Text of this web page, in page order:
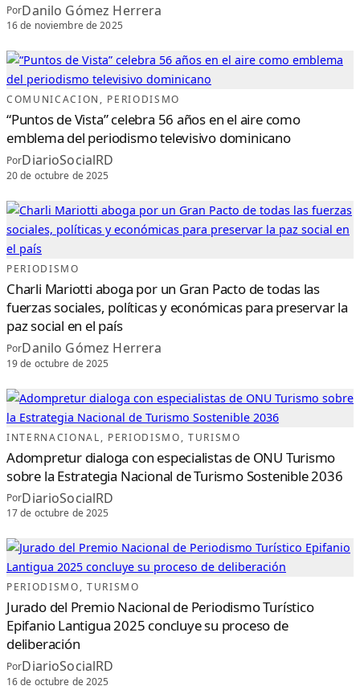
D
B
R
L
A
N
O
T
A
R
I
A
Y
C
S
O
I
A
C
I
N
O
Ñ
S
E
H
I
O
R
I
A
S
Q
U
E
T
R
A
S
F
O
A
N
L
A
R
E
G
Ó
N
PorDanilo Gómez Herrera
16 de noviembre de 2025
COMUNICACION, PERIODISMO
“Puntos de Vista” celebra 56 años en el aire como
emblema del periodismo televisivo dominicano
PorDiarioSocialRD
20 de octubre de 2025
PERIODISMO
Charli Mariotti aboga por un Gran Pacto de todas las
fuerzas sociales, políticas y económicas para preservar la
paz social en el país
PorDanilo Gómez Herrera
19 de octubre de 2025
INTERNACIONAL, PERIODISMO, TURISMO
Adompretur dialoga con especialistas de ONU Turismo
sobre la Estrategia Nacional de Turismo Sostenible 2036
PorDiarioSocialRD
17 de octubre de 2025
PERIODISMO, TURISMO
Jurado del Premio Nacional de Periodismo Turístico
Epifanio Lantigua 2025 concluye su proceso de
deliberación
PorDiarioSocialRD
16 de octubre de 2025